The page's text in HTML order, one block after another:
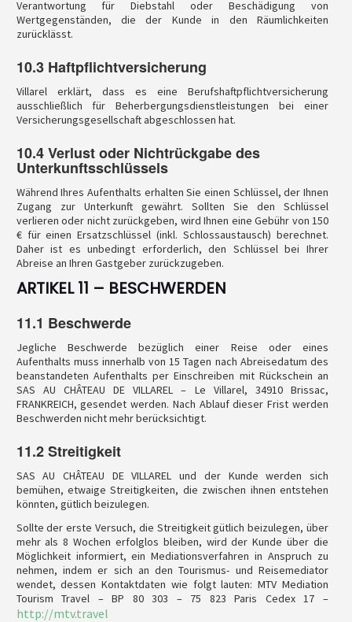
Verantwortung für Diebstahl oder Beschädigung von
Wertgegenständen, die der Kunde in den Räumlichkeiten
zurücklässt.
10.3 Haftpflichtversicherung
Villarel erklärt, dass es eine Berufshaftpflichtversicherung
ausschließlich für Beherbergungsdienstleistungen bei einer
Versicherungsgesellschaft abgeschlossen hat.
10.4 Verlust oder Nichtrückgabe des
Unterkunftsschlüssels
Während Ihres Aufenthalts erhalten Sie einen Schlüssel, der Ihnen
Zugang zur Unterkunft gewährt. Sollten Sie den Schlüssel
verlieren oder nicht zurückgeben, wird Ihnen eine Gebühr von 150
€ für einen Ersatzschlüssel (inkl. Schlossaustausch) berechnet.
Daher ist es unbedingt erforderlich, den Schlüssel bei Ihrer
Abreise an Ihren Gastgeber zurückzugeben.
ARTIKEL 11 – BESCHWERDEN
11.1 Beschwerde
Jegliche Beschwerde bezüglich einer Reise oder eines
Aufenthalts muss innerhalb von 15 Tagen nach Abreisedatum des
beanstandeten Aufenthalts per Einschreiben mit Rückschein an
SAS AU CHÂTEAU DE VILLAREL – Le Villarel, 34910 Brissac,
FRANKREICH, gesendet werden. Nach Ablauf dieser Frist werden
Beschwerden nicht mehr berücksichtigt.
11.2 Streitigkeit
SAS AU CHÂTEAU DE VILLAREL und der Kunde werden sich
bemühen, etwaige Streitigkeiten, die zwischen ihnen entstehen
könnten, gütlich beizulegen.
Sollte der erste Versuch, die Streitigkeit gütlich beizulegen, über
mehr als 8 Wochen erfolglos bleiben, wird der Kunde über die
Möglichkeit informiert, ein Mediationsverfahren in Anspruch zu
nehmen, indem er sich an den Tourismus- und Reisemediator
wendet, dessen Kontaktdaten wie folgt lauten: MTV Mediation
Tourism Travel – BP 80 303 – 75 823 Paris Cedex 17 –
http://mtv.travel